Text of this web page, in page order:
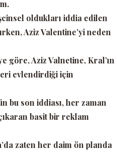
oldukları iddia edilen
Aziz Valentine’yi neden
göre, Aziz Valnetine, Kral’ın
evlendirdiği için
bu son iddiası, her zaman
basit bir reklam
zaten her daim ön planda